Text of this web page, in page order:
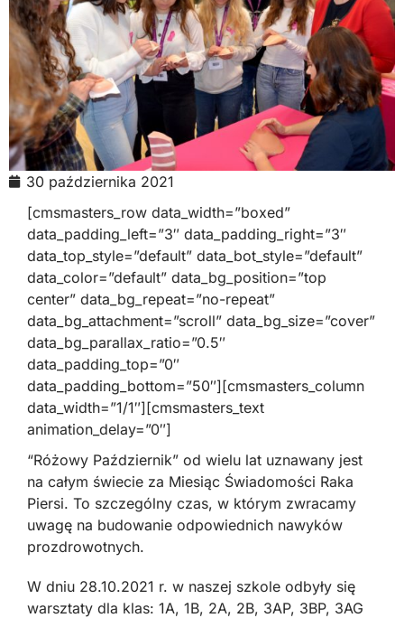
30 października 2021
[cmsmasters_row data_width=”boxed”
data_padding_left=”3″ data_padding_right=”3″
data_top_style=”default” data_bot_style=”default”
data_color=”default” data_bg_position=”top
center” data_bg_repeat=”no-repeat”
data_bg_attachment=”scroll” data_bg_size=”cover”
data_bg_parallax_ratio=”0.5″
data_padding_top=”0″
data_padding_bottom=”50″][cmsmasters_column
data_width=”1/1″][cmsmasters_text
animation_delay=”0″]
“Różowy Październik” od wielu lat uznawany jest
na całym świecie za Miesiąc Świadomości Raka
Piersi. To szczególny czas, w którym zwracamy
uwagę na budowanie odpowiednich nawyków
prozdrowotnych.
W dniu 28.10.2021 r. w naszej szkole odbyły się
warsztaty dla klas: 1A, 1B, 2A, 2B, 3AP, 3BP, 3AG